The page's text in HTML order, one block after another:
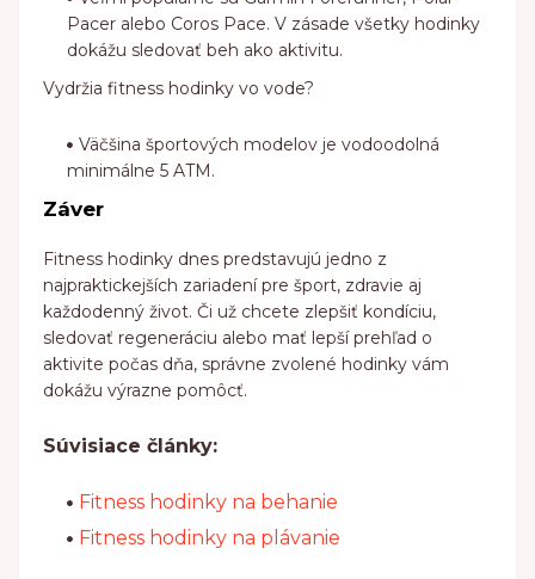
Pacer alebo Coros Pace. V zásade všetky hodinky
dokážu sledovať beh ako aktivitu.
Vydržia fitness hodinky vo vode?
Väčšina športových modelov je vodoodolná
minimálne 5 ATM.
Záver
Fitness hodinky dnes predstavujú jedno z
najpraktickejších zariadení pre šport, zdravie aj
každodenný život. Či už chcete zlepšiť kondíciu,
sledovať regeneráciu alebo mať lepší prehľad o
aktivite počas dňa, správne zvolené hodinky vám
dokážu výrazne pomôcť.
Súvisiace články:
Fitness hodinky na behanie
Fitness hodinky na plávanie